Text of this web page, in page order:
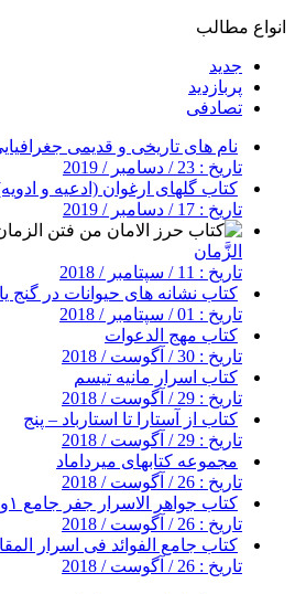
انواع مطالب
جدید
پربازدید
تصادفی
نام های تاریخی و قدیمی
تاریخ : 23 / دسامبر / 2019
کتاب گلهای ارغوان (ادعیه و
تاریخ : 17 / دسامبر / 2019
الزَّمان
تاریخ : 11 / سپتامبر / 2018
کتاب نشانه های حیوانات در گنج
تاریخ : 01 / سپتامبر / 2018
کتاب مهج الدعوات
تاریخ : 30 / آگوست / 2018
کتاب اسرار مانیه تیسم
تاریخ : 29 / آگوست / 2018
کتاب از آستارا تا استارباد – پنج
تاریخ : 29 / آگوست / 2018
مجموعه کتابهای میرداماد
تاریخ : 26 / آگوست / 2018
کتاب جواهر الاسرار جفر جامع ۱و۲
تاریخ : 26 / آگوست / 2018
کتاب جامع الفوائد فی اسرار
تاریخ : 26 / آگوست / 2018